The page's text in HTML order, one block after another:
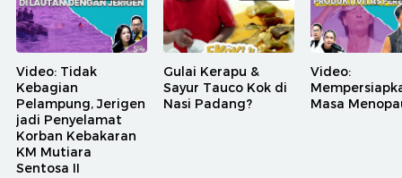
Video: Tidak
Kebagian
Pelampung, Jerigen
jadi Penyelamat
Korban Kebakaran
KM Mutiara
Sentosa II
Gulai Kerapu &
Sayur Tauco Kok di
Nasi Padang?
Video:
Masa